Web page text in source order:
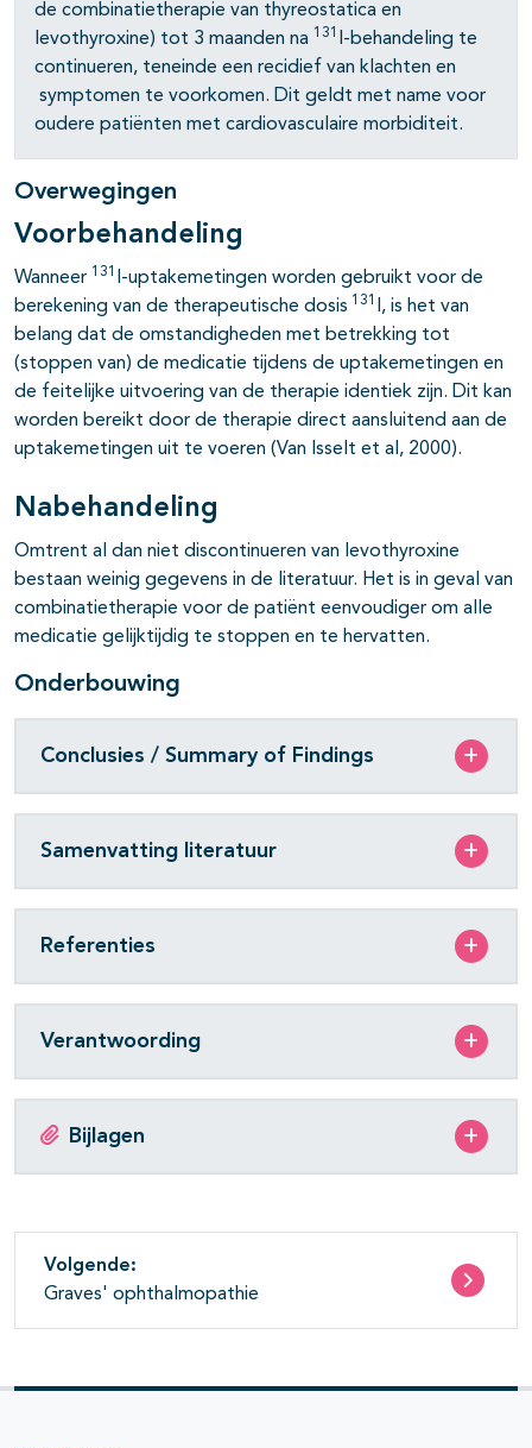
de combinatietherapie van thyreostatica en
levothyroxine) tot 3 maanden na 131
I-behandeling te
continueren, teneinde een recidief van klachten en
symptomen te voorkomen. Dit geldt met name voor
oudere patiënten met cardiovasculaire morbiditeit.
Overwegingen
Voorbehandeling
Wanneer 131
I-uptakemetingen worden gebruikt voor de
berekening van de therapeutische dosis 131
I, is het van
belang dat de omstandigheden met betrekking tot
(stoppen van) de medicatie tijdens de uptakemetingen en
de feitelijke uitvoering van de therapie identiek zijn. Dit kan
worden bereikt door de therapie direct aansluitend aan de
uptakemetingen uit te voeren (Van Isselt et al, 2000).
Nabehandeling
Omtrent al dan niet discontinueren van levothyroxine
bestaan weinig gegevens in de literatuur. Het is in geval van
combinatietherapie voor de patiënt eenvoudiger om alle
medicatie gelijktijdig te stoppen en te hervatten.
Onderbouwing
Conclusies / Summary of Findings
Samenvatting literatuur
Referenties
Verantwoording
Bijlagen
Volgende:
Graves' ophthalmopathie